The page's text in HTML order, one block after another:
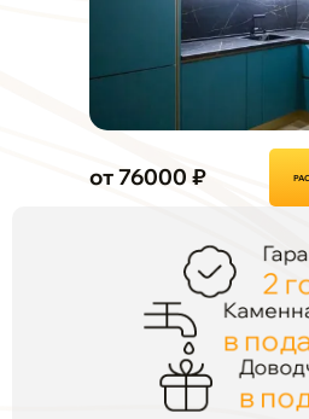
от 76000 ₽
2
в
в